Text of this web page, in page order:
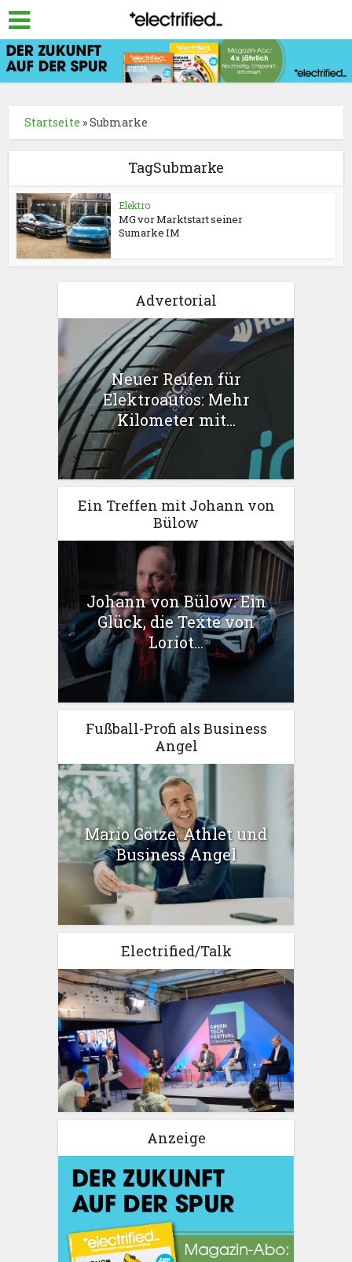
Startseite »Submarke
TagSubmarke
Elektro
MG vor Marktstart seiner
Sumarke IM
Advertorial
Neuer Reifen für
Elektroautos: Mehr
Kilometer mit...
Ein Treffen mit Johann von
Bülow
Johann von Bülow: Ein
Glück, die Texte von
Loriot...
Fußball-Profi als Business
Angel
Mario Götze: Athlet und
Business Angel
Electrified/Talk
Anzeige